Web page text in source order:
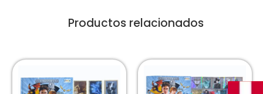
Productos relacionados